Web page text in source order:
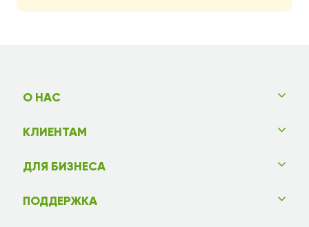
О НАС
КЛИЕНТАМ
ДЛЯ БИЗНЕСА
ПОДДЕРЖКА